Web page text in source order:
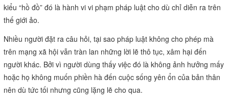
kiểu “hồ đồ” đó là hành vi vi phạm pháp luật cho dù chỉ diễn ra trên
thế giới ảo.
Nhiều người đặt ra câu hỏi, tại sao pháp luật không cho phép mà
trên mạng xã hội vẫn tràn lan những lời lẽ thô tục, xâm hại đến
người khác. Bởi vì người dùng thấy việc đó là không ảnh hưởng mấy
hoặc họ không muốn phiền hà đến cuộc sống yên ổn của bản thân
nên dù tức tối nhưng cũng lặng lẽ cho qua.